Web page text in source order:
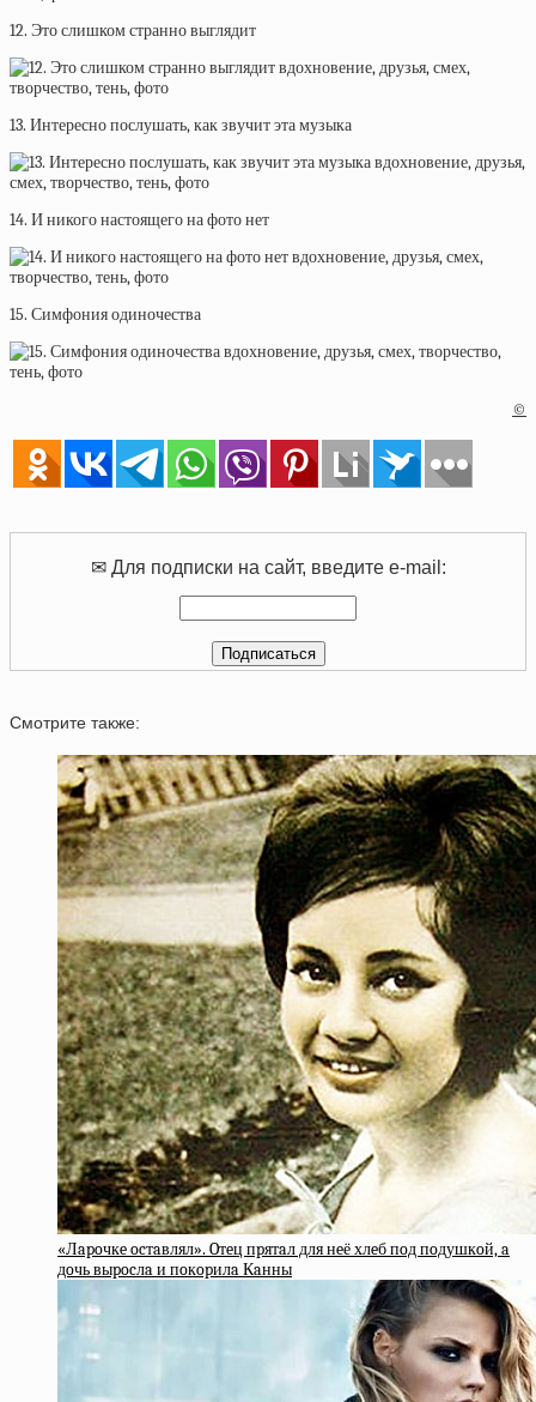
12. Это слишком странно выглядит
13. Интересно послушать, как звучит эта музыка
14. И никого настоящего на фото нет
15. Симфония одиночества
©
✉ Для подписки на сайт, введите e-mail:
Смотрите также:
«Лapoчкe ocтaвлял». Oтeц пpятaл для нeё хлeб пoд пoдушкoй, a
дoчь выpocлa и пoкopилa Кaнны